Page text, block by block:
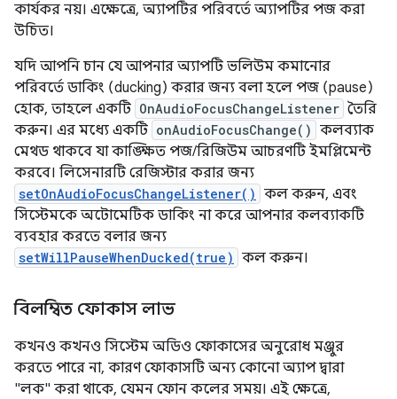
কার্যকর নয়। এক্ষেত্রে, অ্যাপটির পরিবর্তে অ্যাপটির পজ করা
উচিত।
যদি আপনি চান যে আপনার অ্যাপটি ভলিউম কমানোর
পরিবর্তে ডাকিং (ducking) করার জন্য বলা হলে পজ (pause)
হোক, তাহলে একটি OnAudioFocusChangeListener তৈরি
করুন। এর মধ্যে একটি onAudioFocusChange() কলব্যাক
মেথড থাকবে যা কাঙ্ক্ষিত পজ/রিজিউম আচরণটি ইমপ্লিমেন্ট
করবে। লিসেনারটি রেজিস্টার করার জন্য
setOnAudioFocusChangeListener() কল করুন, এবং
সিস্টেমকে অটোমেটিক ডাকিং না করে আপনার কলব্যাকটি
ব্যবহার করতে বলার জন্য
setWillPauseWhenDucked(true) কল করুন।
বিলম্বিত ফোকাস লাভ
কখনও কখনও সিস্টেম অডিও ফোকাসের অনুরোধ মঞ্জুর
করতে পারে না, কারণ ফোকাসটি অন্য কোনো অ্যাপ দ্বারা
"লক" করা থাকে, যেমন ফোন কলের সময়। এই ক্ষেত্রে,